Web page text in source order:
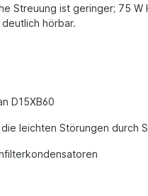
Streuung ist geringer; 75
hörbar.
D15XB60
leichten Störungen durch